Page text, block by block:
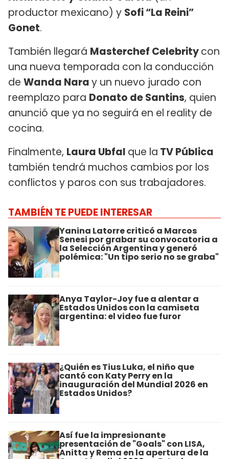
productor mexicano) y Sofi “La Reini”
Gonet.
También llegará Masterchef Celebritycon
una nueva temporada con la conducción
de Wanda Naray un nuevo jurado con
reemplazo para Donato de Santins, quien
anunció que ya no seguirá en el reality de
cocina.
Finalmente, Laura Ubfal que la TV Pública
también tendrá muchos cambios por los
conflictos y paros con sus trabajadores.
TAMBIÉN TE PUEDE INTERESAR
Yanina Latorre criticó a Marcos
Senesi por grabar su convocatoria a
la Selección Argentina y generó
polémica: "Un tipo serio no se graba"
Anya Taylor-Joy fue a alentar a
Estados Unidos con la camiseta
argentina: el video fue furor
¿Quién es Tius Luka, el niño que
cantó con Katy Perry en la
inauguración del Mundial 2026 en
Estados Unidos?
Así fue la impresionante
presentación de "Goals" con LISA,
Anitta y Rema en la apertura de la